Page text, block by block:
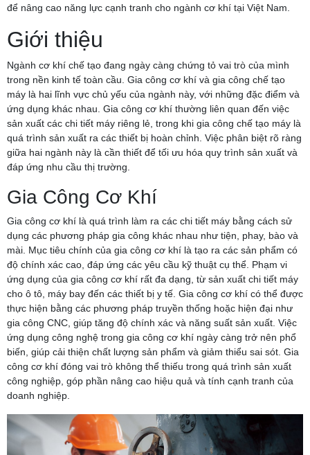
để nâng cao năng lực cạnh tranh cho ngành cơ khí tại Việt Nam.
Giới thiệu
Ngành cơ khí chế tạo đang ngày càng chứng tỏ vai trò của mình
trong nền kinh tế toàn cầu. Gia công cơ khí và gia công chế tạo
máy là hai lĩnh vực chủ yếu của ngành này, với những đặc điểm và
ứng dụng khác nhau. Gia công cơ khí thường liên quan đến việc
sản xuất các chi tiết máy riêng lẻ, trong khi gia công chế tạo máy là
quá trình sản xuất ra các thiết bị hoàn chỉnh. Việc phân biệt rõ ràng
giữa hai ngành này là cần thiết để tối ưu hóa quy trình sản xuất và
đáp ứng nhu cầu thị trường.
Gia Công Cơ Khí
Gia công cơ khí là quá trình làm ra các chi tiết máy bằng cách sử
dụng các phương pháp gia công khác nhau như tiện, phay, bào và
mài. Mục tiêu chính của gia công cơ khí là tạo ra các sản phẩm có
độ chính xác cao, đáp ứng các yêu cầu kỹ thuật cụ thể. Phạm vi
ứng dụng của gia công cơ khí rất đa dạng, từ sản xuất chi tiết máy
cho ô tô, máy bay đến các thiết bị y tế. Gia công cơ khí có thể được
thực hiện bằng các phương pháp truyền thống hoặc hiện đại như
gia công CNC, giúp tăng độ chính xác và năng suất sản xuất. Việc
ứng dụng công nghệ trong gia công cơ khí ngày càng trở nên phổ
biến, giúp cải thiện chất lượng sản phẩm và giảm thiểu sai sót. Gia
công cơ khí đóng vai trò không thể thiếu trong quá trình sản xuất
công nghiệp, góp phần nâng cao hiệu quả và tính cạnh tranh của
doanh nghiệp.